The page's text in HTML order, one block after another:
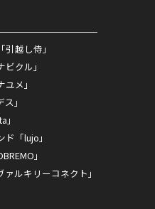
越し侍」
クル」
メ」
」
「lujo」
」
ルキリーコネクト」